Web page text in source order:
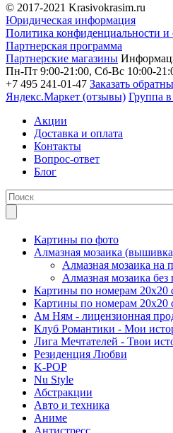
© 2017-2021 Krasivokrasim.ru
Юридическая информация
Политика конфиденциальности и
Партнерская программа
Партнерские магазины
Пн-Пт 9:00-21:00, Сб-Вс 10:00-
+7 495 241-01-47 Заказать
Яндекс.Маркет (отзывы) Группа
Акции
Доставка и оплата
Контакты
Вопрос-ответ
Блог
Картины по фото
Алмазная мозаика
Алмазная мозаика на
Алмазная мозаика без
Картины по номерам 20х20
Картины по номерам 20х20
Ам Ням - лицензионная
Клуб Романтики - Мои
Лига Мечтателей - Твои
Резиденция Любви
K-POP
Nu Style
Абстракции
Авто и техника
Аниме
Антистресс